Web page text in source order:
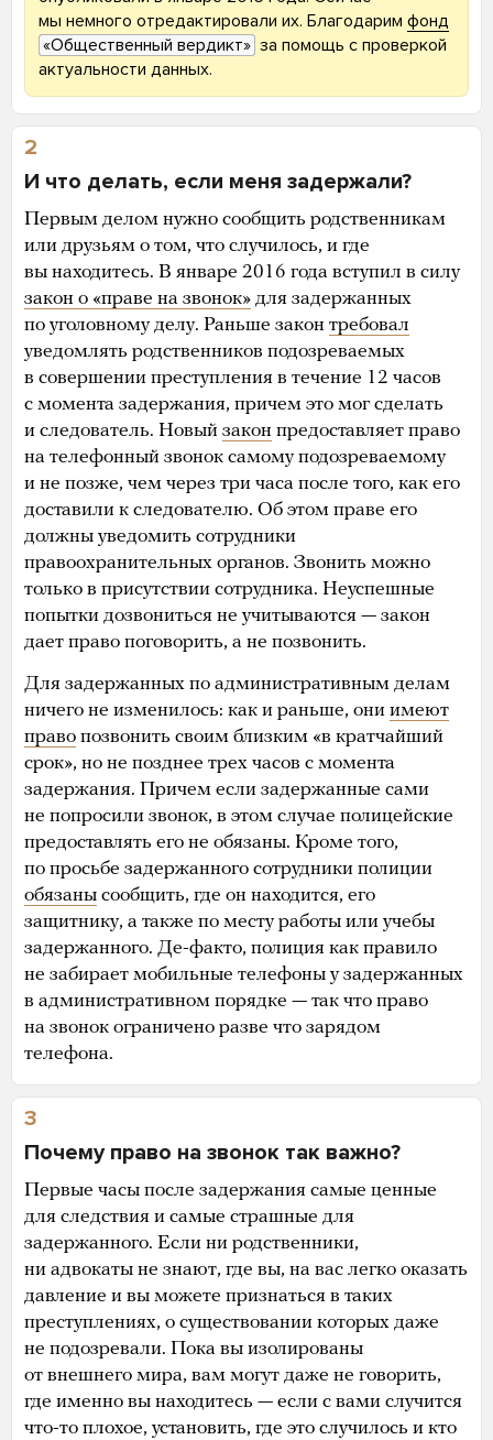
мы немного отредактировали их. Благодарим фонд
«Общественный вердикт» за помощь с проверкой
актуальности данных.
2
И что делать, если меня задержали?
Первым делом нужно сообщить родственникам
или друзьям о том, что случилось, и где
вы находитесь. В январе 2016 года вступил в силу
закон о «праве на звонок» для задержанных
по уголовному делу. Раньше закон требовал
уведомлять родственников подозреваемых
в совершении преступления в течение 12 часов
с момента задержания, причем это мог сделать
и следователь. Новый закон предоставляет право
на телефонный звонок самому подозреваемому
и не позже, чем через три часа после того, как его
доставили к следователю. Об этом праве его
должны уведомить сотрудники
правоохранительных органов. Звонить можно
только в присутствии сотрудника. Неуспешные
попытки дозвониться не учитываются — закон
дает право поговорить, а не позвонить.
Для задержанных по административным делам
ничего не изменилось: как и раньше, они имеют
право позвонить своим близким «в кратчайший
срок», но не позднее трех часов с момента
задержания. Причем если задержанные сами
не попросили звонок, в этом случае полицейские
предоставлять его не обязаны. Кроме того,
по просьбе задержанного сотрудники полиции
обязаны сообщить, где он находится, его
защитнику, а также по месту работы или учебы
задержанного. Де-факто, полиция как правило
не забирает мобильные телефоны у задержанных
в административном порядке — так что право
на звонок ограничено разве что зарядом
телефона.
3
Почему право на звонок так важно?
Первые часы после задержания самые ценные
для следствия и самые страшные для
задержанного. Если ни родственники,
ни адвокаты не знают, где вы, на вас легко оказать
давление и вы можете признаться в таких
преступлениях, о существовании которых даже
не подозревали. Пока вы изолированы
от внешнего мира, вам могут даже не говорить,
где именно вы находитесь — если с вами случится
что-то плохое, установить, где это случилось и кто